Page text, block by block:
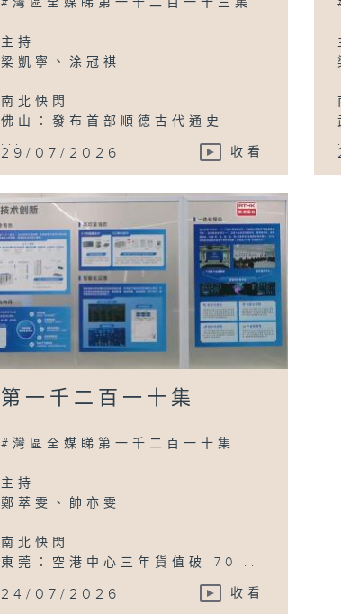
主持
梁凱寧、涂冠祺
南北快閃
佛山：發布首部順德古代通史
...
29/07/2026 收看
第一千二百一十集
#灣區全媒睇第一千二百一十集
主持
鄭萃雯、帥亦雯
南北快閃
東莞：空港中心三年貨值破 70...
24/07/2026 收看